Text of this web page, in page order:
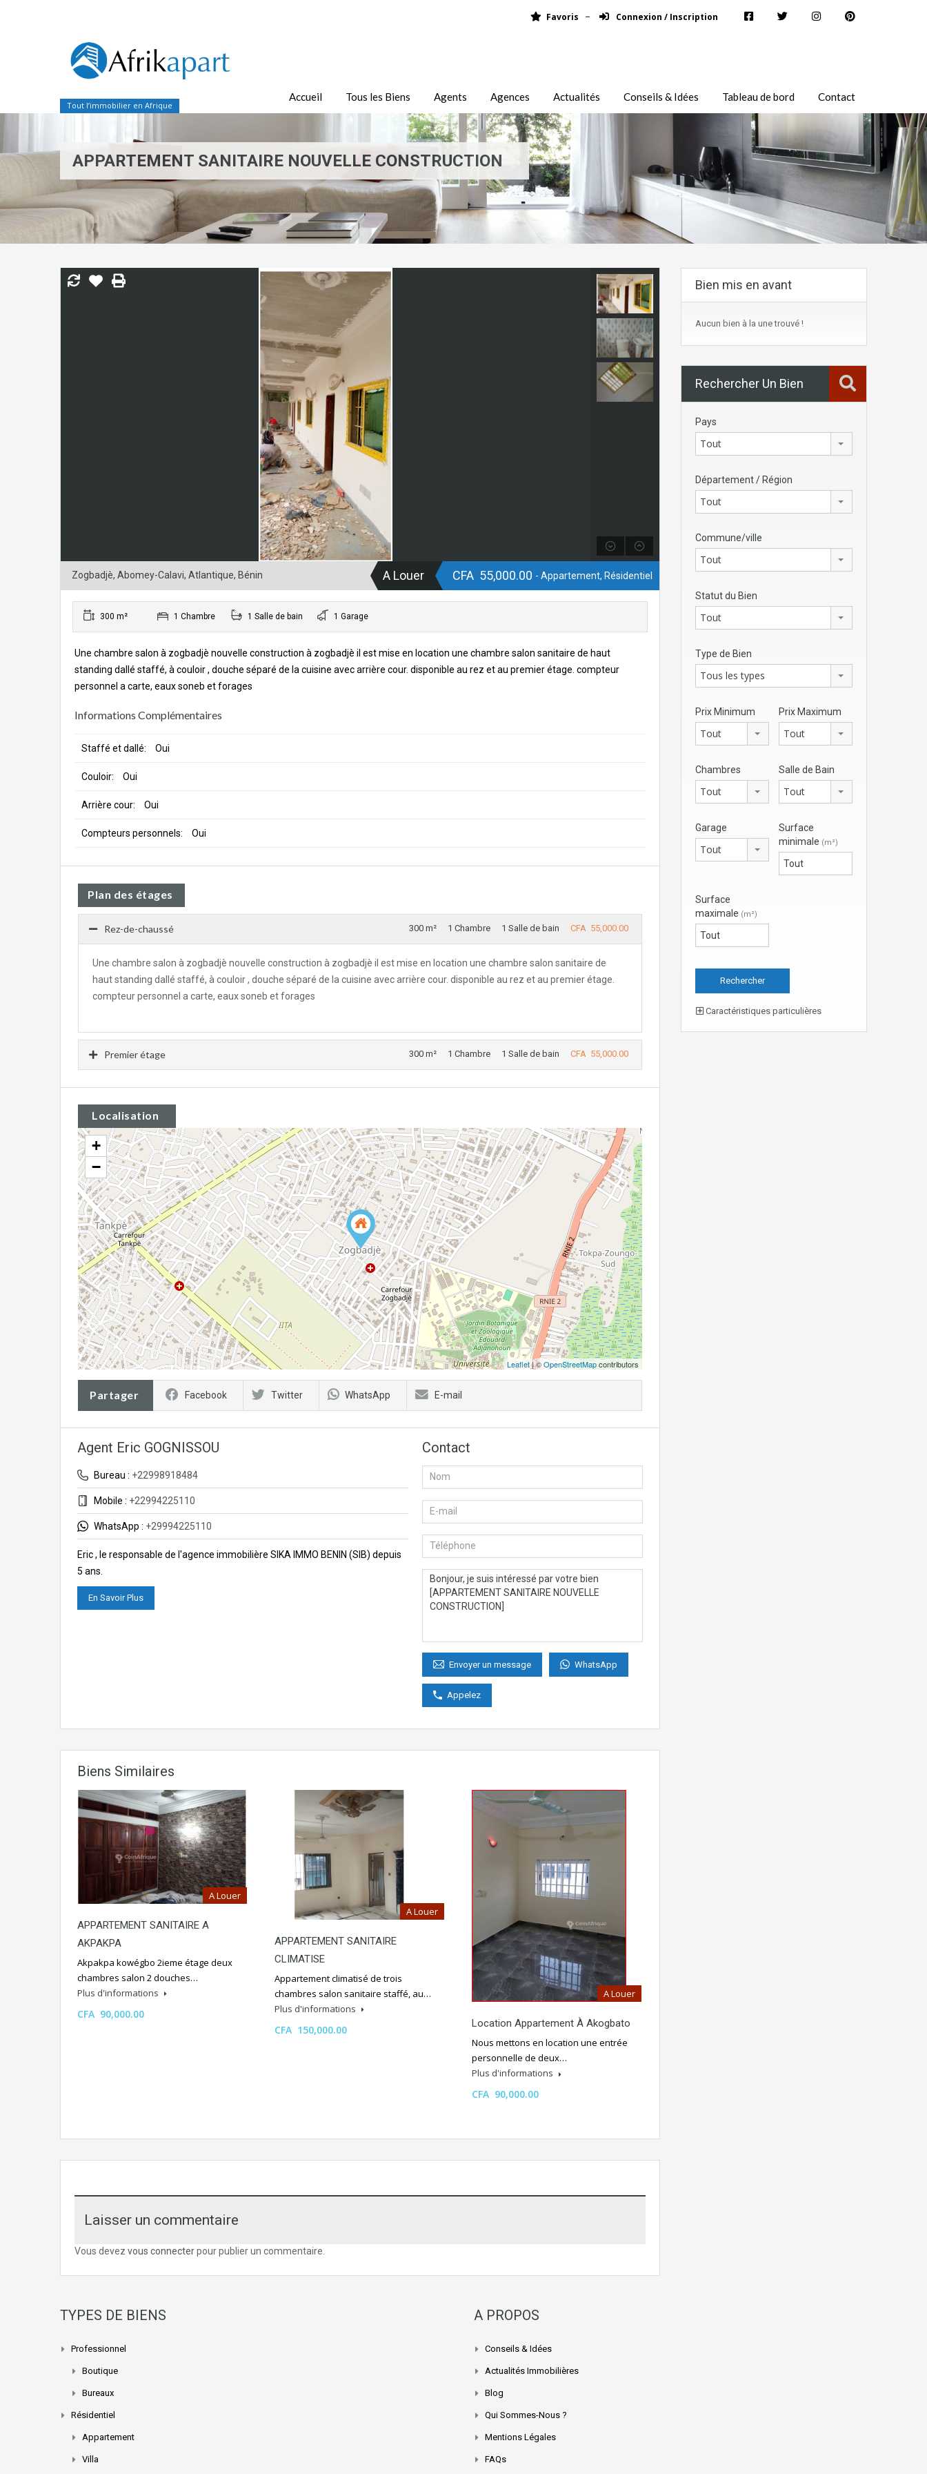
Favoris Connexion / Inscription
Tout l’immobilier en Afrique
Accueil Tous les Biens Agents Agences Actualités Conseils & Idées Tableau de bord Contact
APPARTEMENT SANITAIRE NOUVELLE CONSTRUCTION
Zogbadjè, Abomey-Calavi, Atlantique, Bénin A Louer CFA 55,000.00 - Appartement, Résidentiel
300 m² 1 Chambre 1 Salle de bain 1 Garage
Une chambre salon à zogbadjè nouvelle construction à zogbadjè il est mise en location une chambre salon sanitaire de haut
standing dallé staffé, à couloir , douche séparé de la cuisine avec arrière cour. disponible au rez et au premier étage. compteur
personnel a carte, eaux soneb et forages
Informations Complémentaires
Staffé et dallé: Oui
Couloir: Oui
Arrière cour: Oui
Compteurs personnels: Oui
Plan des étages
Rez-de-chaussé 300 m² 1 Chambre 1 Salle de bain CFA 55,000.00
Une chambre salon à zogbadjè nouvelle construction à zogbadjè il est mise en location une chambre salon sanitaire de
haut standing dallé staffé, à couloir , douche séparé de la cuisine avec arrière cour. disponible au rez et au premier étage.
compteur personnel a carte, eaux soneb et forages
Premier étage 300 m² 1 Chambre 1 Salle de bain CFA 55,000.00
Localisation
+
−
Leaflet| ©OpenStreetMapcontributors
Partager Facebook Twitter WhatsApp E-mail
Agent Eric GOGNISSOU
Bureau : +22998918484
Mobile : +22994225110
WhatsApp : +29994225110
Eric , le responsable de l'agence immobilière SIKA IMMO BENIN (SIB) depuis
5 ans.
En Savoir Plus
Contact
Envoyer un message WhatsApp
Appelez
Biens Similaires
A Louer
APPARTEMENT SANITAIRE A
AKPAKPA
Akpakpa kowégbo 2ieme étage deux
chambres salon 2 douches…
Plus d'informations
CFA 90,000.00
A Louer
APPARTEMENT SANITAIRE
CLIMATISE
Appartement climatisé de trois
chambres salon sanitaire staffé, au…
Plus d'informations
CFA 150,000.00
A Louer
Location Appartement À Akogbato
Nous mettons en location une entrée
personnelle de deux…
Plus d'informations
CFA 90,000.00
Laisser un commentaire
Vous devez vous connecterpour publier un commentaire.
Bien mis en avant
Aucun bien à la une trouvé !
Rechercher Un Bien
Pays
Tout
Département / Région
Tout
Commune/ville
Tout
Statut du Bien
Tout
Type de Bien
Tous les types
Prix Minimum
Tout
Prix Maximum
Tout
Chambres
Tout
Salle de Bain
Tout
Garage
Tout
Surface
minimale (m²)
Surface
maximale (m²)
Caractéristiques particulières
TYPES DE BIENS
Professionnel
Boutique
Bureaux
Résidentiel
Appartement
Villa
A PROPOS
Conseils & Idées
Actualités Immobilières
Blog
Qui Sommes-Nous ?
Mentions Légales
FAQs